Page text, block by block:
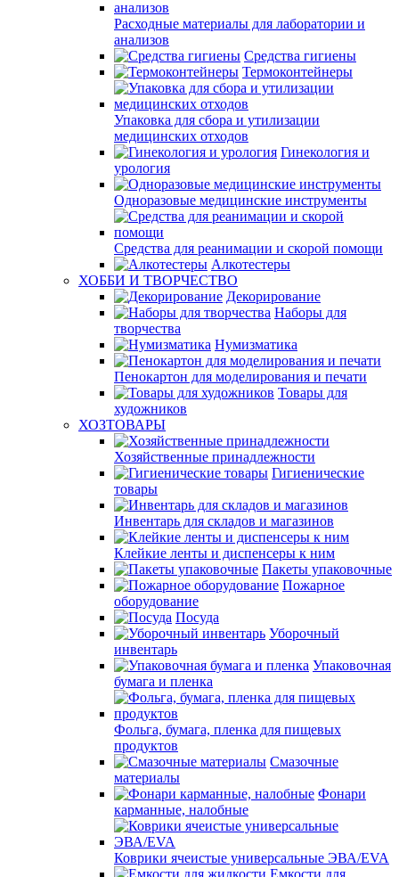
Расходные материалы для лаборатории и
анализов
Средства гигиены
Термоконтейнеры
Упаковка для сбора и утилизации
медицинских отходов
Гинекология и
урология
Одноразовые медицинские инструменты
Средства для реанимации и скорой помощи
Алкотестеры
ХОББИ И ТВОРЧЕСТВО
Декорирование
Наборы для
творчества
Нумизматика
Пенокартон для моделирования и печати
Товары для
художников
ХОЗТОВАРЫ
Хозяйственные принадлежности
Гигиенические
товары
Инвентарь для складов и магазинов
Клейкие ленты и диспенсеры к ним
Пакеты упаковочные
Пожарное
оборудование
Посуда
Уборочный
инвентарь
Упаковочная
бумага и пленка
Фольга, бумага, пленка для пищевых
продуктов
Смазочные
материалы
Фонари
карманные, налобные
Коврики ячеистые универсальные ЭВА/EVA
Емкости для